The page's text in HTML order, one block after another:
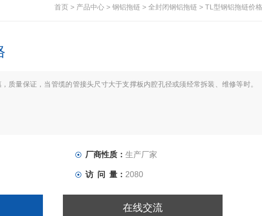
首页 > 产品中心 > 钢铝拖链 > 全封闭钢铝拖链 > TL型钢铝拖链价格
质量保证，当管缆的管接头尺寸大于支撑板内腔孔径或须经常拆装、维修等时。
厂商性质： 生产厂家
访 问 量： 2080
在线交流